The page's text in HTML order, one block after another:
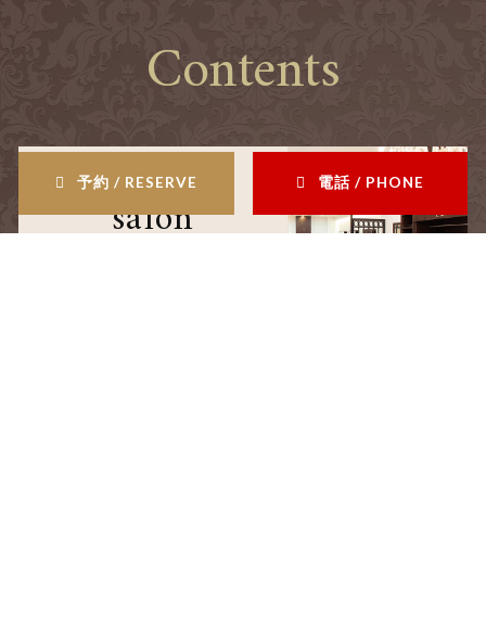
予約 / RESERVE 電話 / PHONE
Contents
salon